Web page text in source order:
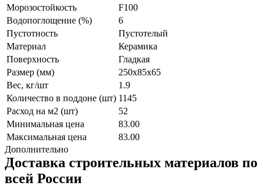
Морозостойкость
F100
Водопоглощение (%)
6
Пустотность
Пустотелый
Материал
Керамика
Поверхность
Гладкая
Размер (мм)
250x85x65
Вес, кг/шт
1.9
Количество в поддоне (шт) 1145
Расход на м2 (шт)
52
Минимальная цена
83.00
Максимальная цена
83.00
Дополнительно
Доставка строительных материалов по
всей России